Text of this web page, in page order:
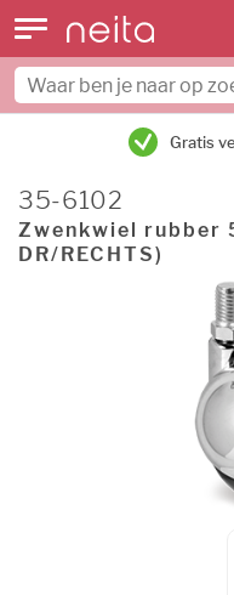
Gratis
35-6102
Zwenkwiel rubber
DR/RECHTS)